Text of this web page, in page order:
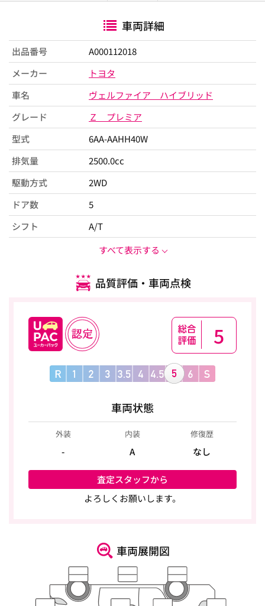
車両詳細
出品番号
A000112018
メーカー
トヨタ
車名
ヴェルファイア ハイブリッド
グレード
Ｚ プレミア
型式
6AA-AAHH40W
排気量
2500.0cc
駆動方式
2WD
ドア数
5
シフト
A/T
すべて表示する
品質評価・車両点検
5
車両状態
外装
-
内装
A
修復歴
なし
査定スタッフから
よろしくお願いします。
車両展開図